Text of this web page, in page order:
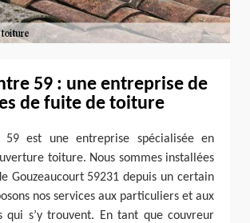
59 : une entreprise de
de fuite de toiture
59 est une entreprise spécialisée en
toiture. Nous sommes installées
Gouzeaucourt 59231 depuis un certain
nos services aux particuliers et aux
qui s’y trouvent. En tant que couvreur